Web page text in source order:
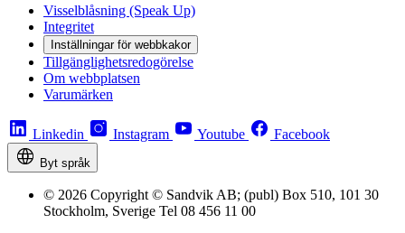
Visselblåsning (Speak Up)
Integritet
Inställningar för webbkakor
Tillgänglighetsredogörelse
Om webbplatsen
Varumärken
Linkedin Instagram Youtube Facebook
Byt språk
© 2026 Copyright © Sandvik AB; (publ) Box 510, 101 30
Stockholm, Sverige Tel 08 456 11 00